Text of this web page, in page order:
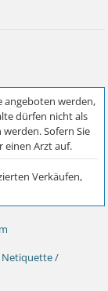
Netiquette /